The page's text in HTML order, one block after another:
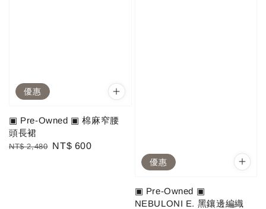
優惠
▣ Pre-Owned ▣ 棉麻窄腰
頭長裙
Regular
NT$ 2,480 Sale
NT$ 600
優惠
▣ Pre-Owned ▣
NEBULONI E. 黑鑲邊編織